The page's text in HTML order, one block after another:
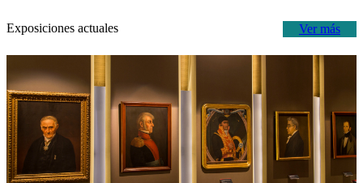
Ver más
Exposiciones actuales